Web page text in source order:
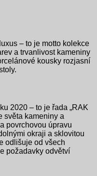
– to je motto kolekce
a trvanlivost kameniny
kousky rozjasní
2020 – to je řada „RAK
světa kameniny a
povrchovou úpravu
okraji a sklovitou
odlišuje od všech
požadavky odvětví